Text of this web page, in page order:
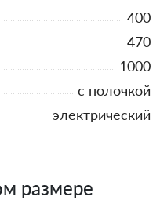
400
470
1000
с полочкой
электрический
размере